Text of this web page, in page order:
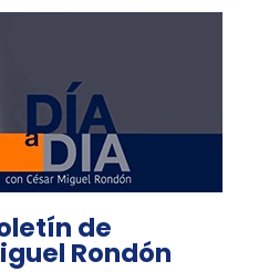
de
Rondón